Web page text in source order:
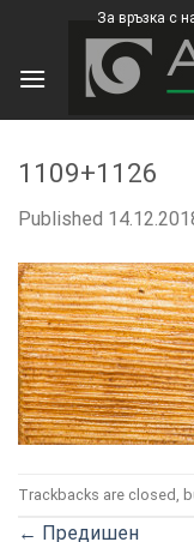
content
За връзка с
1109+1126
Published
Trackbacks are closed,
← Предишен
×